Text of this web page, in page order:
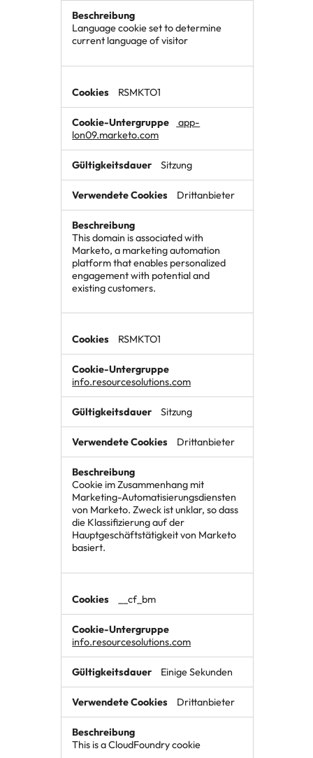
Language cookie set to determine
current language of visitor
RSMKTO1
app-
lon09.marketo.com
Sitzung
Drittanbieter
This domain is associated with
Marketo, a marketing automation
platform that enables personalized
engagement with potential and
existing customers.
RSMKTO1
info.resourcesolutions.com
Sitzung
Drittanbieter
Cookie im Zusammenhang mit
Marketing-Automatisierungsdiensten
von Marketo. Zweck ist unklar, so dass
die Klassifizierung auf der
Hauptgeschäftstätigkeit von Marketo
basiert.
__cf_bm
info.resourcesolutions.com
Einige Sekunden
Drittanbieter
This is a CloudFoundry cookie